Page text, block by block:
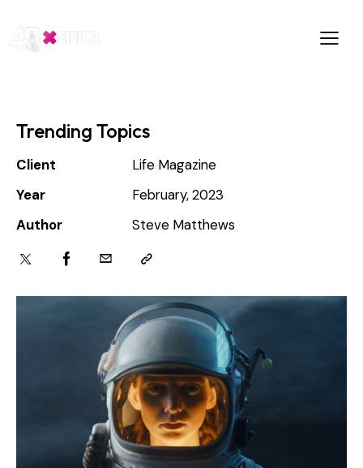
Trending Topics
Client
Life Magazine
Year
February, 2023
Author
Steve Matthews